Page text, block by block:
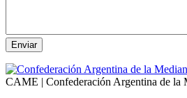
CAME | Confederación Argentina de la